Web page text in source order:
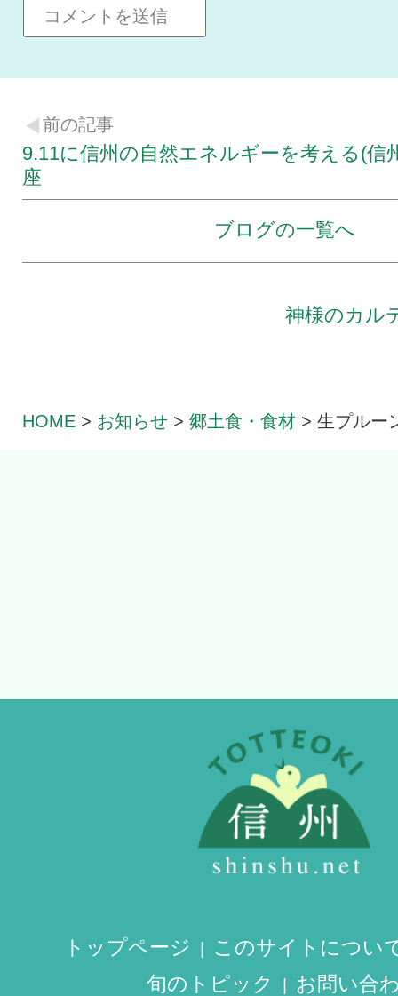
前の記事
9.11に信州の自然エネルギーを考える(信
座
ブログの一覧へ
神様のカル
HOME > お知らせ >郷土食・食材 >生プルー
トップページ
このサイトについ
旬のトピック
お問い合